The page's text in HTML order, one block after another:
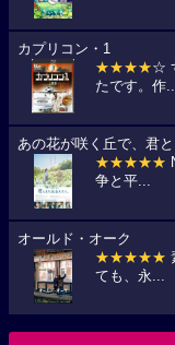
カプリコン・1
★★★★☆
たです。作...
あの花が咲く丘で、君と
★★★★★
争と平...
オールド・オーク
★★★★★
ても、永...